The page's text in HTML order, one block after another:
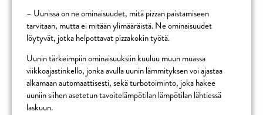
– Uunissa on ne ominaisuudet, mitä pizzan paistamiseen
tarvitaan, mutta ei mitään ylimääräistä. Ne ominaisuudet
löytyvät, jotka helpottavat pizzakokin työtä.
Uunin tärkeimpiin ominaisuuksiin kuuluu muun muassa
viikkoajastinkello, jonka avulla uunin lämmityksen voi ajastaa
alkamaan automaattisesti, sekä turbotoiminto, joka hakee
uuniin siihen asetetun tavoitelämpötilan lämpötilan lähtiessä
laskuun.